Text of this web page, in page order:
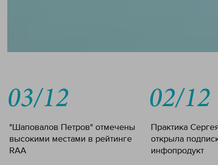
03/12
"Шаповалов Петров" отмечены
высокими местами в рейтинге
RAA
02/12
Практика
открыла
инфопродукт